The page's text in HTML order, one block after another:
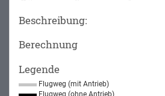
Beschreibung:
Berechnung
Legende
Flugweg (mit Antrieb)